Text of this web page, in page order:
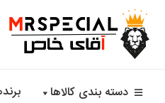
دسته بندی کالاها